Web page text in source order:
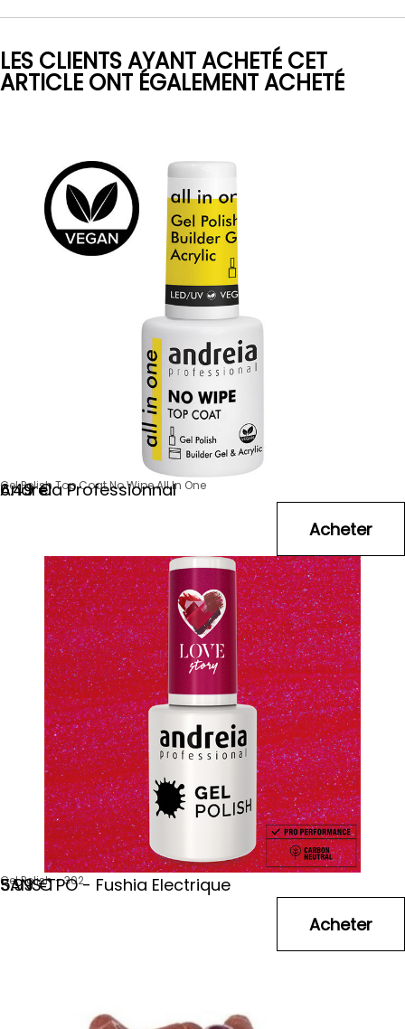
LES CLIENTS AYANT ACHETÉ CET
ARTICLE ONT ÉGALEMENT ACHETÉ
Gel Polish Top Coat No Wipe All In One
Andreia Professionnal
6.49 €
Gel Polish - 302
SANS TPO - Fushia Electrique
5.99 €